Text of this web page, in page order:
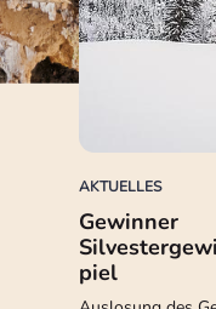
AKTUELLES
Gewinner
piel